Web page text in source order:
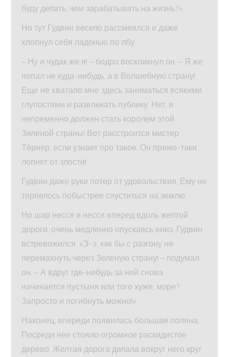
буду делать, чем зарабатывать на жизнь?»
Но тут Гудвин весело рассмеялся и даже
хлопнул себя ладонью по лбу.
– Ну и чудак же я! – бодро воскликнул он. – Я же
попал не куда-нибудь, а в Волшебную страну!
Еще не хватало мне здесь заниматься всякими
глупостями и развлекать публику. Нет, я
непременно должен стать королем этой
Зеленой страны! Вот расстроится мистер
Тёрнер, если узнает про такое. Он прямо-таки
лопнет от злости!
Гудвин даже руки потер от удовольствия. Ему не
терпелось побыстрее спуститься на землю.
Но шар несся и несся вперед вдоль желтой
дороги, очень медленно опускаясь вниз. Гудвин
встревожился. «Э-э, как бы с разгону не
перемахнуть через Зеленую страну! – подумал
он. – А вдруг где-нибудь за ней снова
начинается пустыня или того хуже, море?
Запросто и погибнуть можно!»
Наконец, впереди появилась большая поляна.
Посреди нее стояло огромное раскидистое
дерево. Желтая дорога делала вокруг него круг